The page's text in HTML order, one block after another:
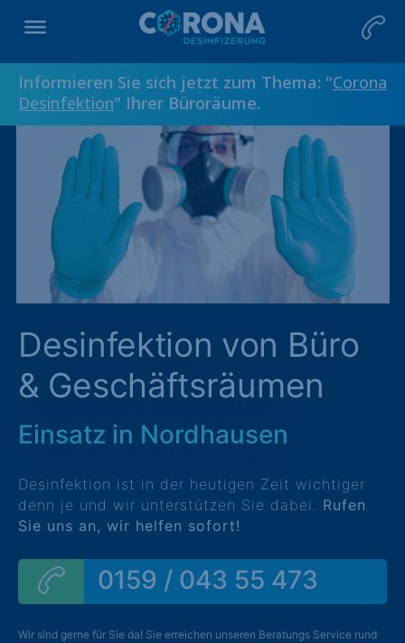
Informieren Sie sich jetzt zum Thema: "Corona
Desinfektion" Ihrer Büroräume.
Desinfektion von Büro
& Geschäftsräumen
Einsatz in Nordhausen
Desinfektion ist in der heutigen Zeit wichtiger
denn je und wir unterstützen Sie dabei. Rufen
Sie uns an, wir helfen sofort!
0159 / 043 55 473
Wir sind gerne für Sie da! Sie erreichen unseren Beratungs Service rund